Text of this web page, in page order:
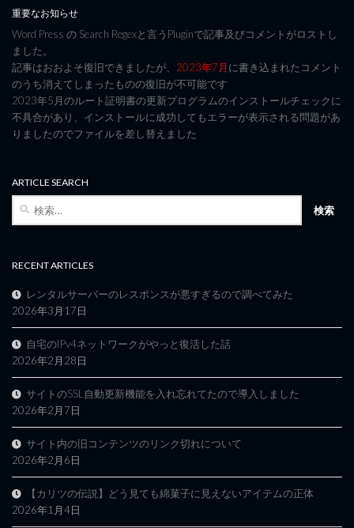
重要なお知らせ
Word Press の Search Regexと言うPluginで記事及びコメントがロストし
ました。
記事はおおよそ復旧できましたが、 2023年7月に書き込まれたコメント
のうち消えてしまったものの復旧が不可能です
2023年5月のルート証明書の更新プログラムのインストールチェックに
不具合があり、インストールに成功してもエラーが表示される問題があ
りましたのでファイルを差し替えました
ARTICLE SEARCH
検
RECENT ARTICLES
レンタルサーバーのレスポンスが悪すぎるので調べてみた
2026年3月17日
自宅のIPv4ネットワークがやっと復活した話
2026年2月28日
サイトのSSL自動更新機能を入れ忘れてたので導入しました
2026年2月7日
サイト内の旧コンテンツのリンク切れについて
2026年2月6日
【カリツの伝説】どう見ても綿菓子に見えないアイテムの正体
2026年1月4日